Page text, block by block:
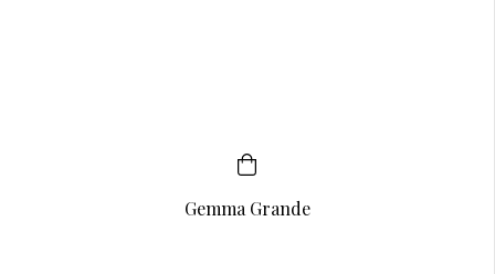
Gemma Grande